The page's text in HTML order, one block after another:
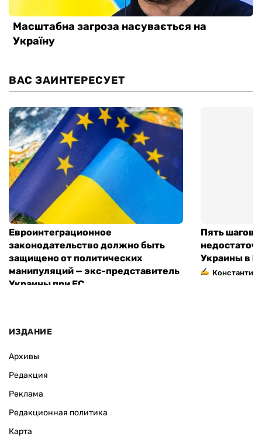
ВАС ЗАИНТЕРЕСУЕТ
Евроинтеграционное
законодательство должно быть
защищено от политических
манипуляций — экс-представитель
Украины при ЕС
Пять шагов
Украины в
Константин
ИЗДАНИЕ
Архивы
Редакция
Реклама
Редакционная политика
Карта